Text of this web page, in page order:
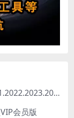
嬴政天下 Adobe 全家桶 2020.2021.2022.2023.2024.2025大师版（2025年08月版 ）
会员版